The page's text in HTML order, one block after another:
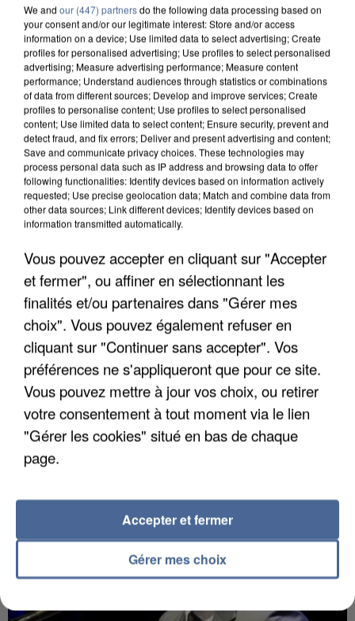
7 août 2026
Les données de 300 000 clients dérobées à
Intermarché après une...
Les données bancaires ne seraient pas
concernées.
7 août 2026
Un second cadre de la DZ Mafia interpellé en
Algérie
Un cofondateur du réseau avait été interpellé
quelques jours plus tôt.
We and our (447) partnersdo the following data processing based on
your consent and/or our legitimate interest: Store and/or access
information on a device; Use limited data to select advertising; Create
profiles for personalised advertising; Use profiles to select personalised
advertising; Measure advertising performance; Measure content
performance; Understand audiences through statistics or combinations
of data from different sources; Develop and improve services; Create
profiles to personalise content; Use profiles to select personalised
content; Use limited data to select content; Ensure security, prevent and
detect fraud, and fix errors; Deliver and present advertising and content;
Save and communicate privacy choices. These technologies may
process personal data such as IP address and browsing data to offer
following functionalities: Identify devices based on information actively
requested; Use precise geolocation data; Match and combine data from
other data sources; Link different devices; Identify devices based on
information transmitted automatically.
Vous pouvez accepter en cliquant sur "Accepter
et fermer", ou affiner en sélectionnant les
finalités et/ou partenaires dans "Gérer mes
choix". Vous pouvez également refuser en
cliquant sur "Continuer sans accepter". Vos
préférences ne s'appliqueront que pour ce site.
Vous pouvez mettre à jour vos choix, ou retirer
votre consentement à tout moment via le lien
"Gérer les cookies" situé en bas de chaque
page.
Gérer mes choix
Accepter et fermer